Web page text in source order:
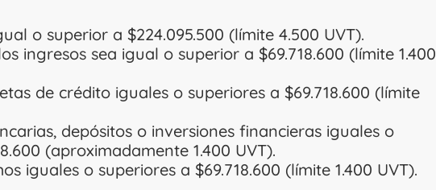
o superior a $224.095.500 (límite 4.500 UVT).
ingresos sea igual o superior a $69.718.600 (límite 1.400
de crédito iguales o superiores a $69.718.600 (límite
depósitos o inversiones financieras iguales o
(aproximadamente 1.400 UVT).
iguales o superiores a $69.718.600 (límite 1.400 UVT).